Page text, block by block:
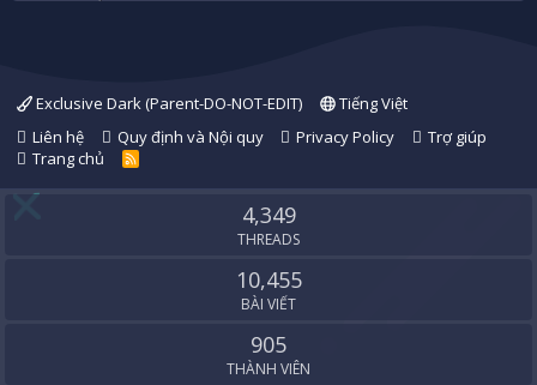
Exclusive Dark (Parent-DO-NOT-EDIT)
Tiếng Việt
Liên hệ
Quy định và Nội quy Privacy Policy
Trợ giúp
Trang chủ
R
S
4,349
THREADS
10,455
BÀI VIẾT
905
THÀNH VIÊN